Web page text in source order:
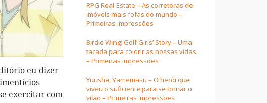
eu dizer
exercitar com
RPG Real Estate – As corretoras de
imóveis mais fofas do mundo –
Primeiras impressões
Birdie Wing: Golf Girls’ Story – Uma
tacada para colorir as nossas vidas
– Primeiras impressões
Yuusha, Yamemasu – O herói que
viveu o suficiente para se tornar o
vilão – Primeiras impressões